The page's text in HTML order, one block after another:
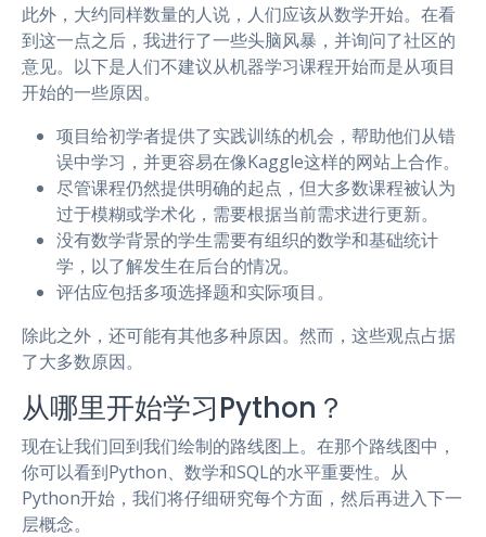
此外，大约同样数量的人说，人们应该从数学开始。在看
到这一点之后，我进行了一些头脑风暴，并询问了社区的
意见。以下是人们不建议从机器学习课程开始而是从项目
开始的一些原因。
项目给初学者提供了实践训练的机会，帮助他们从错
误中学习，并更容易在像Kaggle这样的网站上合作。
尽管课程仍然提供明确的起点，但大多数课程被认为
过于模糊或学术化，需要根据当前需求进行更新。
没有数学背景的学生需要有组织的数学和基础统计
学，以了解发生在后台的情况。
评估应包括多项选择题和实际项目。
除此之外，还可能有其他多种原因。然而，这些观点占据
了大多数原因。
从哪里开始学习Python？
现在让我们回到我们绘制的路线图上。在那个路线图中，
你可以看到Python、数学和SQL的水平重要性。从
Python开始，我们将仔细研究每个方面，然后再进入下一
层概念。